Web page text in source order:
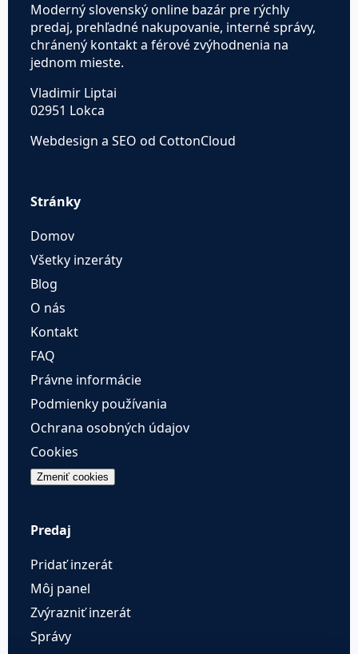
Moderný slovenský online bazár pre rýchly
predaj, prehľadné nakupovanie, interné správy,
chránený kontakt a férové zvýhodnenia na
jednom mieste.
Vladimir Liptai
02951 Lokca
Webdesign a SEO od CottonCloud
Stránky
Domov
Všetky inzeráty
Blog
O nás
Kontakt
FAQ
Právne informácie
Podmienky používania
Ochrana osobných údajov
Cookies
Zmeniť cookies
Predaj
Pridať inzerát
Môj panel
Zvýrazniť inzerát
Správy